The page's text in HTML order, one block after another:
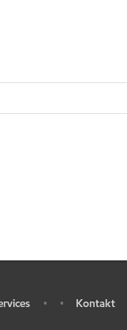
• • Kontakt